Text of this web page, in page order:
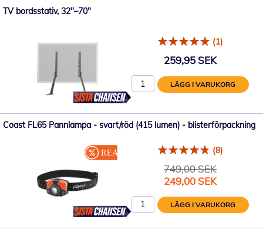
TV bordsstativ, 32"–70"
(1)
259,95 SEK
LÄGG I VARUKORG
Coast FL65 Pannlampa - svart/röd (415 lumen) - blisterförpackning
(8)
749,00 SEK
Specialpris
249,00 SEK
LÄGG I VARUKORG